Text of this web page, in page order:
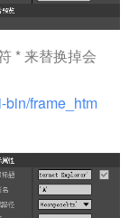
* 来替换掉会
bin/frame_htm